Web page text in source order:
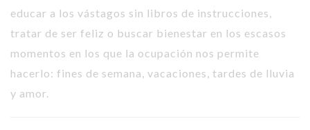
educar a los vástagos sin libros de instrucciones,
tratar de ser feliz o buscar bienestar en los escasos
momentos en los que la ocupación nos permite
hacerlo: fines de semana, vacaciones, tardes de lluvia
y amor.